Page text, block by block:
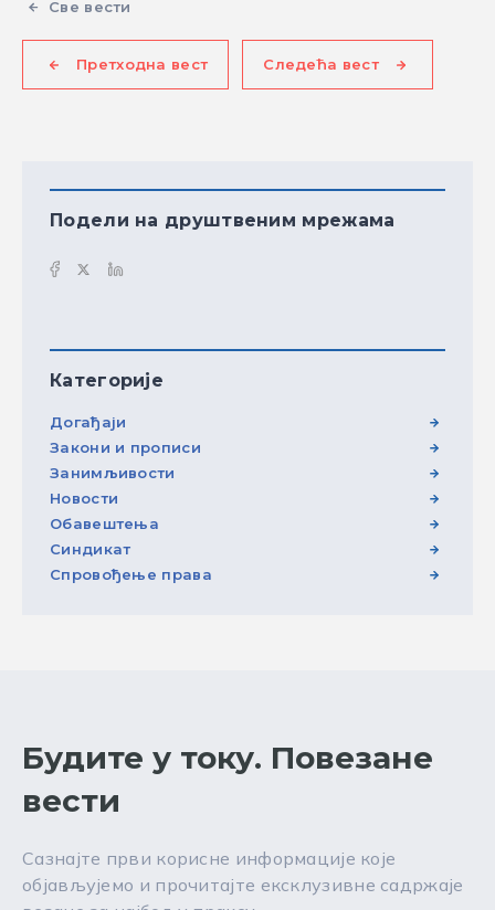
Све вести
Претходна вест Следећа вест
Подели на друштвеним мрежама
Категорије
Догађаји
Закони и прописи
Занимљивости
Новости
Обавештења
Синдикат
Спровођење права
Будите у току. Повезане
вести
Сазнајте први корисне информације које
објављујемо и прочитајте ексклузивне садржаје